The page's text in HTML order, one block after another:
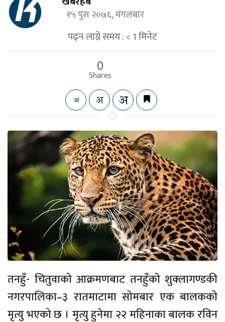
१५ पुस २०७६, मंगलबार
पढ्न लाग्ने समय :< 1मिनेट
0
Shares
तनहुँ- चितुवाको आक्रमणबाट तनहुँको शुक्लागण्डकी
नगरपालिका–३ रातमाटामा सोमबार एक बालकको
मृत्यु भएको छ । मृत्यु हुनेमा २२ महिनाका बालक रविन